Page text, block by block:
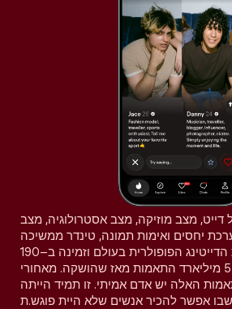
דייט, מצב מוזיקה, מצב אסטרולוגיה, מצב
יחסים ואימות תמונה, טינדר ממשיכה
להיות אפליקציית הדייטינג הפופולרית בעולם וזמינה ב–190
מדינות, עם יותר מ–55 מיליארד התאמות מאז שהושקה. מאחורי
האלה יש אדם אמיתי. זו תמיד הייתה
אפשר להכיר אנשים שלא היית פוגש.ת